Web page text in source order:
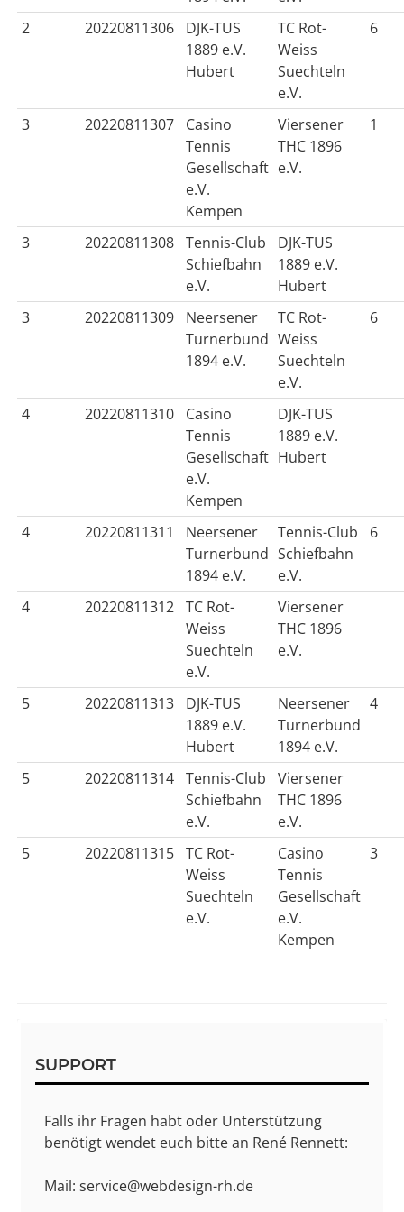
2
20220811306
DJK-TUS
1889 e.V.
Hubert
TC Rot-
Weiss
Suechteln
e.V.
6
3 20220811307
Casino
Tennis
Gesellschaft
e.V.
Kempen
Viersener
THC 1896
e.V.
1
3 20220811308 Tennis-Club
Schiefbahn
e.V.
DJK-TUS
1889 e.V.
Hubert
3
20220811309
Neersener
Turnerbund
1894 e.V.
TC Rot-
Weiss
Suechteln
e.V.
6
4 20220811310
Casino
Tennis
Gesellschaft
e.V.
Kempen
DJK-TUS
1889 e.V.
Hubert
4 20220811311
Neersener
Turnerbund
1894 e.V.
Tennis-Club
Schiefbahn
e.V.
6
4 20220811312 TC Rot-
Weiss
Suechteln
e.V.
Viersener
THC 1896
e.V.
5 20220811313
DJK-TUS
1889 e.V.
Hubert
Neersener
Turnerbund
1894 e.V.
4
5 20220811314 Tennis-Club
Schiefbahn
e.V.
Viersener
THC 1896
e.V.
5
20220811315 TC Rot-
Weiss
Suechteln
e.V.
Casino
Tennis
Gesellschaft
e.V.
Kempen
3
SUPPORT
Falls ihr Fragen habt oder Unterstützung
benötigt wendet euch bitte an René Rennett:
Mail: service@webdesign-rh.de